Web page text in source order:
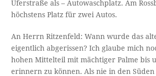
Uferstraße als – Autowaschplatz. Am
höchstens Platz für zwei Autos.
An Herrn Ritzenfeld: Wann wurde das
eigentlich abgerissen? Ich glaube mich
hohen Mittelteil mit mächtiger Palme bis
erinnern zu können. Als nie in den Süden